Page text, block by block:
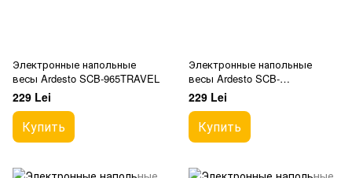
Электронные напольные
весы Ardesto SCB-965TRAVEL
229 Lei
Купить
Электронные напольные
весы Ardesto SCB-
965MATTERHORN
229 Lei
Купить